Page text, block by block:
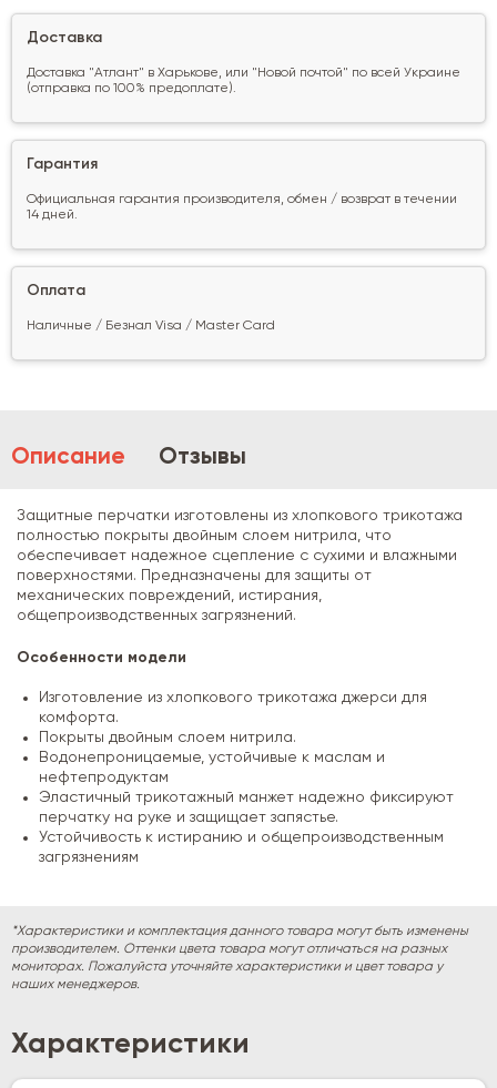
Доставка
Доставка "Атлант" в Харькове, или "Новой почтой" по всей Украине
(отправка по 100% предоплате).
Гарантия
Официальная гарантия производителя, обмен / возврат в течении
14 дней.
Оплата
Наличные / Безнал Visa / Master Card
Описание Отзывы
Защитные перчатки изготовлены из хлопкового трикотажа
полностью покрыты двойным слоем нитрила, что
обеспечивает надежное сцепление с сухими и влажными
поверхностями. Предназначены для защиты от
механических повреждений, истирания,
общепроизводственных загрязнений.
Особенности модели
Изготовление из хлопкового трикотажа джерси для
комфорта.
Покрыты двойным слоем нитрила.
Водонепроницаемые, устойчивые к маслам и
нефтепродуктам
Эластичный трикотажный манжет надежно фиксируют
перчатку на руке и защищает запястье.
Устойчивость к истиранию и общепроизводственным
загрязнениям
*Характеристики и комплектация данного товара могут быть изменены
производителем. Оттенки цвета товара могут отличаться на разных
мониторах. Пожалуйста уточняйте характеристики и цвет товара у
наших менеджеров.
Характеристики